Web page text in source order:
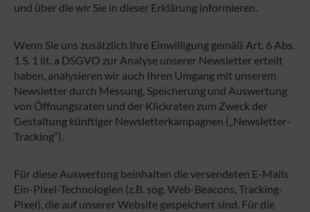
und über die wir Sie in dieser Erklärung informieren.
Wenn Sie uns zusätzlich Ihre Einwilligung gemäß Art. 6 Abs.
1 S. 1 lit. a DSGVO zur Analyse unserer Newsletter erteilt
haben, analysieren wir auch Ihren Umgang mit unserem
Newsletter durch Messung, Speicherung und Auswertung
von Öffnungsraten und der Klickraten zum Zweck der
Gestaltung künftiger Newsletterkampagnen („Newsletter-
Tracking“).
Für diese Auswertung beinhalten die versendeten E-Mails
Ein-Pixel-Technologien (z.B. sog. Web-Beacons, Tracking-
Pixel), die auf unserer Website gespeichert sind. Für die